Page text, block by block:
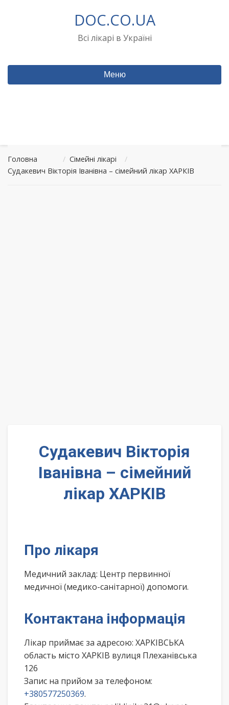
DOC.CO.UA
Всі лікарі в Україні
Меню
Головна / Сімейні лікарі
/
Судакевич Вікторія Іванівна – сімейний лікар ХАРКІВ
Судакевич Вікторія
Іванівна – сімейний
лікар ХАРКІВ
Про лікаря
Медичний заклад: Центр первинної
медичної (медико-санітарної) допомоги.
Контактана інформація
Лікар приймає за адресою: ХАРКІВСЬКА
область місто ХАРКІВ вулиця Плеханівська
126
Запис на прийом за телефоном:
+380577250369.